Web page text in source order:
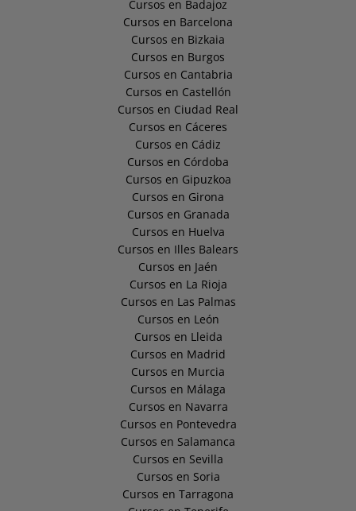
Cursos en Badajoz
Cursos en Barcelona
Cursos en Bizkaia
Cursos en Burgos
Cursos en Cantabria
Cursos en Castellón
Cursos en Ciudad Real
Cursos en Cáceres
Cursos en Cádiz
Cursos en Córdoba
Cursos en Gipuzkoa
Cursos en Girona
Cursos en Granada
Cursos en Huelva
Cursos en Illes Balears
Cursos en Jaén
Cursos en La Rioja
Cursos en Las Palmas
Cursos en León
Cursos en Lleida
Cursos en Madrid
Cursos en Murcia
Cursos en Málaga
Cursos en Navarra
Cursos en Pontevedra
Cursos en Salamanca
Cursos en Sevilla
Cursos en Soria
Cursos en Tarragona